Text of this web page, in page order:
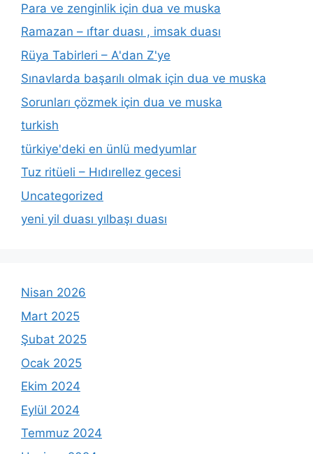
Para ve zenginlik için dua ve muska
Ramazan – ıftar duası , imsak duası
Rüya Tabirleri – A'dan Z'ye
Sınavlarda başarılı olmak için dua ve muska
Sorunları çözmek için dua ve muska
turkish
türkiye'deki en ünlü medyumlar
Tuz ritüeli – Hıdırellez gecesi
Uncategorized
yeni yil duası yılbaşı duası
Nisan 2026
Mart 2025
Şubat 2025
Ocak 2025
Ekim 2024
Eylül 2024
Temmuz 2024